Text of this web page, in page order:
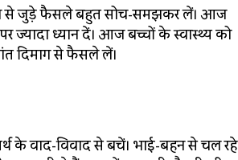
से जुड़े फैसले बहुत सोच-समझकर लें। आज
ज्यादा ध्यान दें। आज बच्चों के स्वास्थ्य को
दिमाग से फैसले लें।
के वाद-विवाद से बचें। भाई-बहन से चल रहे